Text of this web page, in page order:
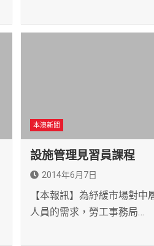
本澳新聞
設施管理見習員課程
2014年6月7日
【本報訊】為紓緩市場對中
人員的需求，勞工事務局…